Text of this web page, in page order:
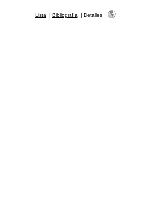
Lista | Bibliografía | Detalles